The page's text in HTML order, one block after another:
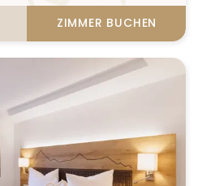
ZIMMER BUCHEN